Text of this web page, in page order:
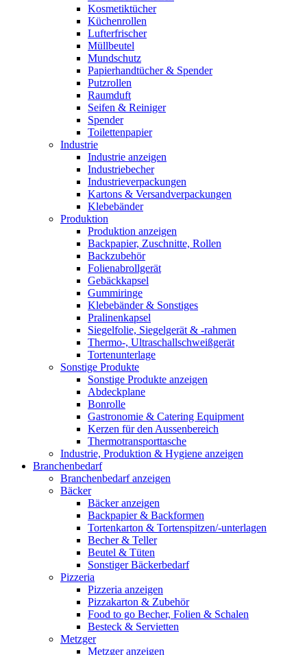
Kosmetiktücher
Küchenrollen
Lufterfrischer
Müllbeutel
Mundschutz
Papierhandtücher & Spender
Putzrollen
Raumduft
Seifen & Reiniger
Spender
Toilettenpapier
Industrie
Industrie anzeigen
Industriebecher
Industrieverpackungen
Kartons & Versandverpackungen
Klebebänder
Produktion
Produktion anzeigen
Backpapier, Zuschnitte, Rollen
Backzubehör
Folienabrollgerät
Gebäckkapsel
Gummiringe
Klebebänder & Sonstiges
Pralinenkapsel
Siegelfolie, Siegelgerät & -rahmen
Thermo-, Ultraschallschweißgerät
Tortenunterlage
Sonstige Produkte
Sonstige Produkte anzeigen
Abdeckplane
Bonrolle
Gastronomie & Catering Equipment
Kerzen für den Aussenbereich
Thermotransporttasche
Industrie, Produktion & Hygiene anzeigen
Branchenbedarf
Branchenbedarf anzeigen
Bäcker
Bäcker anzeigen
Backpapier & Backformen
Tortenkarton & Tortenspitzen/-unterlagen
Becher & Teller
Beutel & Tüten
Sonstiger Bäckerbedarf
Pizzeria
Pizzeria anzeigen
Pizzakarton & Zubehör
Food to go Becher, Folien & Schalen
Besteck & Servietten
Metzger
Metzger anzeigen